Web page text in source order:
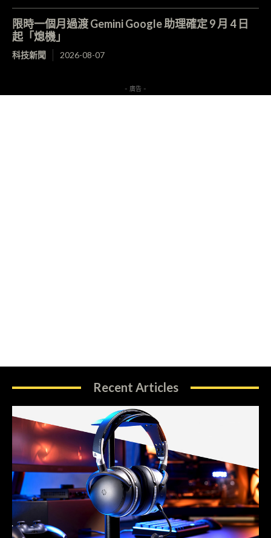
限時一個月過渡 Gemini Google 助理確定 9 月 4 日
起「熄機」
科技新聞 2026-08-07
- 廣告 -
Recent Articles